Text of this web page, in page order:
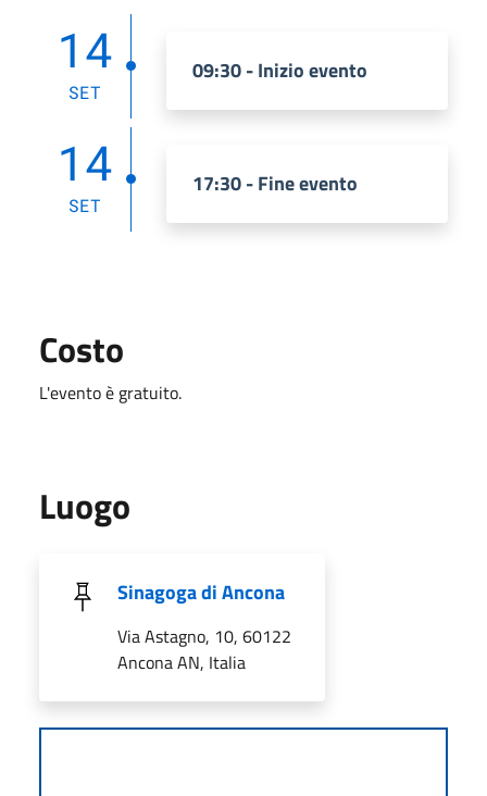
14
SET
09:30 - Inizio evento
14
SET
17:30 - Fine evento
Costo
L'evento è gratuito.
Luogo
Sinagoga di Ancona
Via Astagno, 10, 60122
Ancona AN, Italia